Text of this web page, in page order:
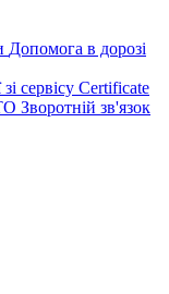
Допомога в дорозі
сервісу Certificate
Зворотній зв'язок